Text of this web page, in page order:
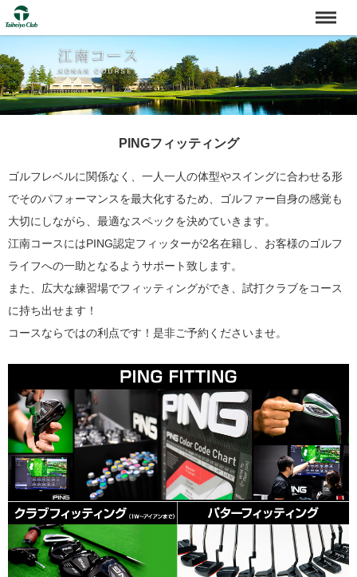
PINGフィッティング
ゴルフレベルに関係なく、一人一人の体型やスイングに合わせる形
でそのパフォーマンスを最大化するため、ゴルファー自身の感覚も
大切にしながら、最適なスペックを決めていきます。
江南コースにはPING認定フィッターが2名在籍し、お客様のゴルフ
ライフへの一助となるようサポート致します。
また、広大な練習場でフィッティングができ、試打クラブをコース
に持ち出せます！
コースならではの利点です！是非ご予約くださいませ。